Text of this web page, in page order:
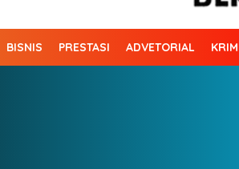
BISNIS PRESTASI ADVETORIAL